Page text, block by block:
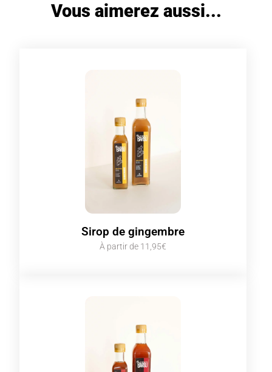
Vous aimerez aussi...
Sirop de gingembre
À partir de 11,95€